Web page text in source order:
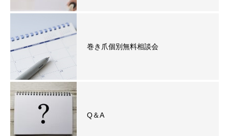
巻き爪個別無料相談会
Q＆A